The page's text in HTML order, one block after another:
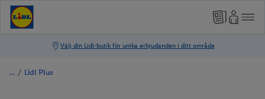
/ Lidl Plus